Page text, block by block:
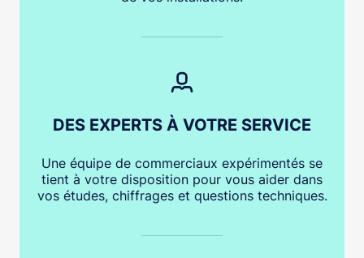
DES EXPERTS À VOTRE SERVICE
Une équipe de commerciaux expérimentés se
tient à votre disposition pour vous aider dans
vos études, chiffrages et questions techniques.